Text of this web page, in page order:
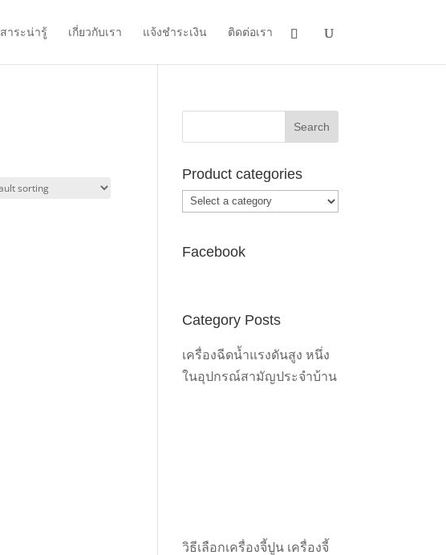
สาระน่ารู้ เกี่ยวกับเรา แจ้งชำระเงิน ติดต่อเรา
Product categories
Facebook
Category Posts
เครื่องฉีดน้ำแรงดันสูง หนึ่ง
ในอุปกรณ์สามัญประจำบ้าน
วิธีเลือกเครื่องจี้ปูน เครื่องจี้